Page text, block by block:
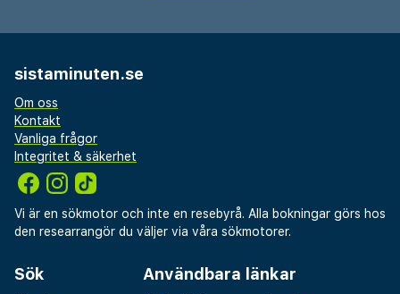
sistaminuten.se
Om oss
Kontakt
Vanliga frågor
Integritet & säkerhet
Vi är en sökmotor och inte en resebyrå. Alla bokningar görs hos
den researrangör du väljer via våra sökmotorer.
Sök Användbara länkar